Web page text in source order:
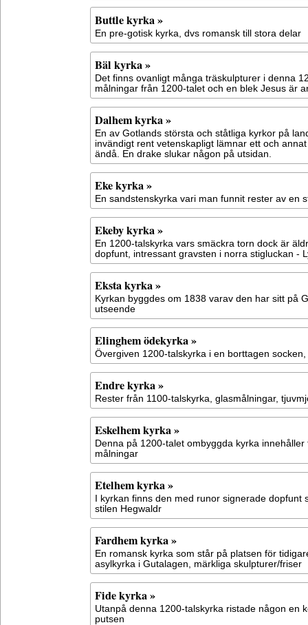
Buttle kyrka »
En pre-gotisk kyrka, dvs romansk till stora delar
Bäl kyrka »
Det finns ovanligt många träskulpturer i denna
målningar från 1200-talet och en blek Jesus är
Dalhem kyrka »
En av Gotlands största och ståtliga kyrkor på
invändigt rent vetenskapligt lämnar ett och
ändå. En drake slukar någon på utsidan.
Eke kyrka »
En sandstenskyrka vari man funnit rester av en
Ekeby kyrka »
En 1200-talskyrka vars smäckra torn dock är
dopfunt, intressant gravsten i norra stigluckan -
Eksta kyrka »
Kyrkan byggdes om 1838 varav den har sitt på
utseende
Elinghem ödekyrka »
Övergiven 1200-talskyrka i en borttagen
Endre kyrka »
Rester från 1100-talskyrka, glasmålningar,
Eskelhem kyrka »
Denna på 1200-talet ombyggda kyrka
målningar
Etelhem kyrka »
I kyrkan finns den med runor signerade dopfunt
stilen Hegwaldr
Fardhem kyrka »
En romansk kyrka som står på platsen för
asylkyrka i Gutalagen, märkliga skulpturer/friser
Fide kyrka »
Utanpå denna 1200-talskyrka ristade någon en
putsen